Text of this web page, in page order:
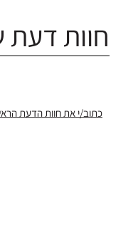
חוות דעת
כתוב/י את חוות הדעת